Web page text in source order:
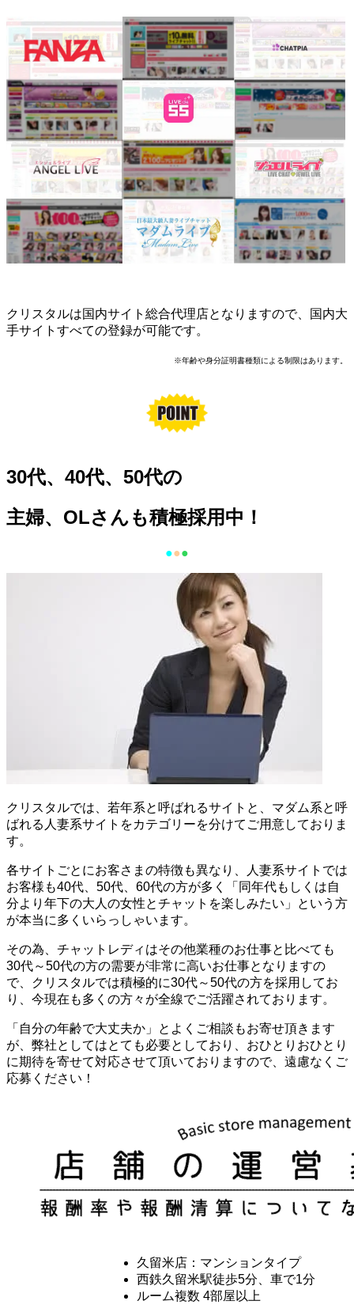
クリスタルは国内サイト総合代理店となりますので、国内大
手サイトすべての登録が可能です。
※年齢や身分証明書種類による制限はあります。
30代、40代、50代の
主婦、OLさんも積極採用中！
●●●
クリスタルでは、若年系と呼ばれるサイトと、マダム系と呼
ばれる人妻系サイトをカテゴリーを分けてご用意しておりま
す。
各サイトごとにお客さまの特徴も異なり、人妻系サイトでは
お客様も40代、50代、60代の方が多く「同年代もしくは自
分より年下の大人の女性とチャットを楽しみたい」という方
が本当に多くいらっしゃいます。
その為、チャットレディはその他業種のお仕事と比べても
30代～50代の方の需要が非常に高いお仕事となりますの
で、クリスタルでは積極的に30代～50代の方を採用してお
り、今現在も多くの方々が全線でご活躍されております。
「自分の年齢で大丈夫か」とよくご相談もお寄せ頂きます
が、弊社としてはとても必要としており、おひとりおひとり
に期待を寄せて対応させて頂いておりますので、遠慮なくご
応募ください！
久留米店：マンションタイプ
西鉄久留米駅徒歩5分、車で1分
ルーム複数 4部屋以上